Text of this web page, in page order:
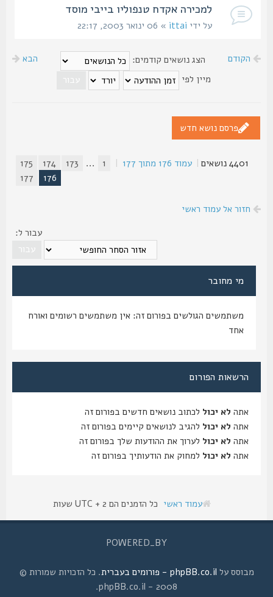
למכירה אקדח טנפוליו בייבי מוסד
על ידיittai » 06 ינואר 2003, 22:17
הקודם
הצג נושאים קודמים:
מיין לפי
פרסם נושא חדש
| עמוד176מתוך177
|
1
...
173
174
175
177
חזור אל עמוד ראשי
עבור ל:
מי מחובר
משתמשים הגולשים בפורום זה: אין משתמשים רשומים ואורח
הרשאות הפורום
לא יכול לכתוב נושאים חדשים בפורום זה
לא יכול להגיב לנושאים קיימים בפורום זה
לא יכול לערוך את ההודעות שלך בפורום זה
לא יכול למחוק את הודעותיך בפורום זה
עמוד ראשי כל הזמנים הם UTC + 2 שעות
POWERED_BY
מבוסס עלphpBB.co.il - פורומים בעברית
. כל הזכויות שמורות ©
2008 - phpBB.co.il.